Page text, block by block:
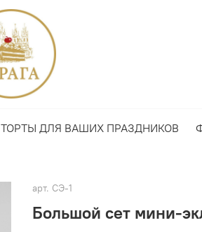
ТОРТЫ ДЛЯ ВАШИХ ПРАЗДНИКОВ
арт. СЭ-1
Большой сет мини-